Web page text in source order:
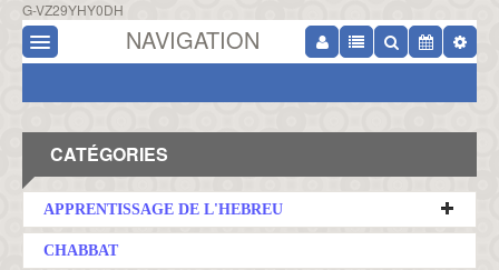
G-VZ29YHY0DH
NAVIGATION
CATÉGORIES
APPRENTISSAGE DE L'HEBREU
CHABBAT